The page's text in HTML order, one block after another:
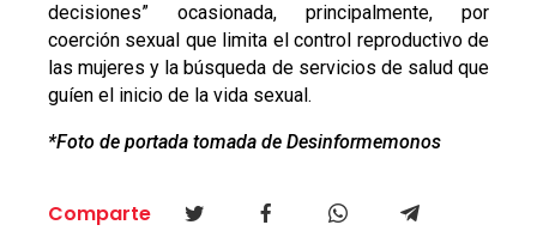
decisiones” ocasionada, principalmente, por
coerción sexual que limita el control reproductivo de
las mujeres y la búsqueda de servicios de salud que
guíen el inicio de la vida sexual.
*Foto de portada tomada de Desinformemonos
Comparte